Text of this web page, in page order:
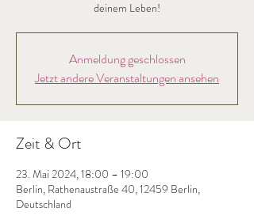
deinem Leben!
Anmeldung geschlossen
Jetzt andere Veranstaltungen ansehen
Zeit & Ort
23. Mai 2024, 18:00 – 19:00
Berlin, Rathenaustraße 40, 12459 Berlin,
Deutschland